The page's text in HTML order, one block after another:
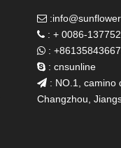
 :
 : + 0086-
 :
 : cnsunline
 : NO.1, camino
Changzhou,